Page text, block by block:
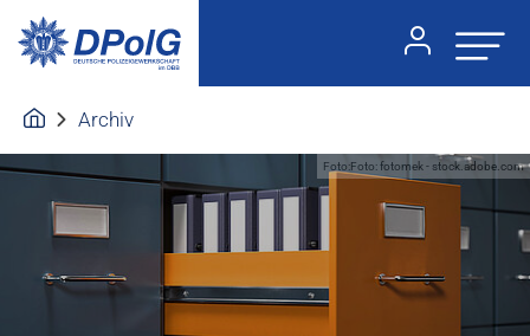
Archiv
Foto:Foto: fotomek - stock.adobe.com